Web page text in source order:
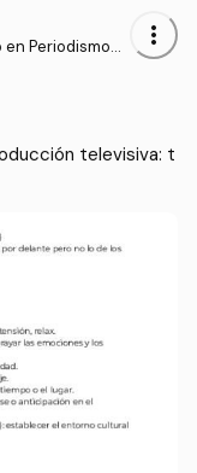
en Periodismo
more_vert
televisiva: t